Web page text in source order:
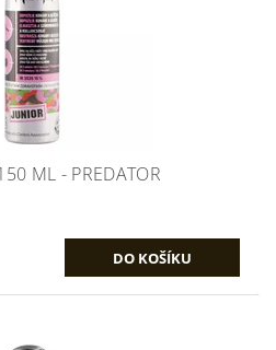
ML - PREDATOR